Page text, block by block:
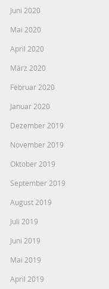
Juni 2020
Mai 2020
April 2020
März 2020
Februar 2020
Januar 2020
Dezember 2019
November 2019
Oktober 2019
September 2019
August 2019
Juli 2019
Juni 2019
Mai 2019
April 2019